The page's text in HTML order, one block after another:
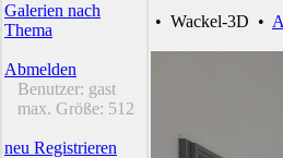
Galerien nach
Thema
Abmelden
Benutzer: gast
max. Größe: 512
neu Registrieren
• Wackel-3D •